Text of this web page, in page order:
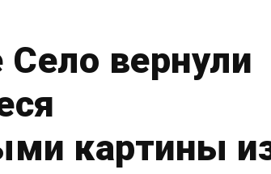
вернули
картины